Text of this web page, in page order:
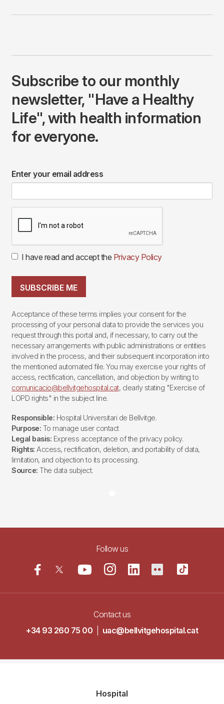
Subscribe to our monthly
newsletter, "Have a Healthy
Life", with health information
for everyone.
Enter your email address
I have read and accept the Privacy Policy
SUBSCRIBE ME
Acceptance of these terms implies your consent for the
processing of your personal data to provide the services you
request through this portal and, if necessary, to carry out the
necessary arrangements with public administrations or entities
involved in the process, and their subsequent incorporation into
the mentioned automated file. You may exercise your rights of
access, rectification, cancellation, and objection by writing to
comunicacio@bellvitgehospital.cat, clearly stating "Exercise of
LOPD rights" in the subject line.
Responsible: Hospital Universitari de Bellvitge.
Purpose: To manage user contact
Legal basis: Express acceptance of the privacy policy.
Rights: Access, rectification, deletion, and portability of data,
limitation, and objection to its processing.
Source: The data subject.
Follow us
Contact us
+34 93 260 75 00
uac@bellvitgehospital.cat
Hospital